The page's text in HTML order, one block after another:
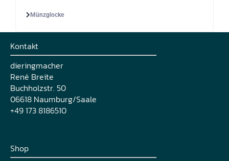
Münzglocke
Kontakt
dieringmacher
René Breite
Buchholzstr. 50
06618 Naumburg/Saale
+49 173 8186510
Shop